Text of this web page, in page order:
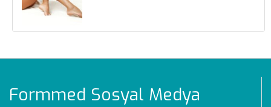
Formmed Sosyal Medya